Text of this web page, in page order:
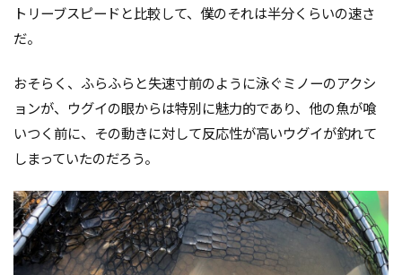
トリーブスピードと比較して、僕のそれは半分くらいの速さ
だ。
おそらく、ふらふらと失速寸前のように泳ぐミノーのアクシ
ョンが、ウグイの眼からは特別に魅力的であり、他の魚が喰
いつく前に、その動きに対して反応性が高いウグイが釣れて
しまっていたのだろう。